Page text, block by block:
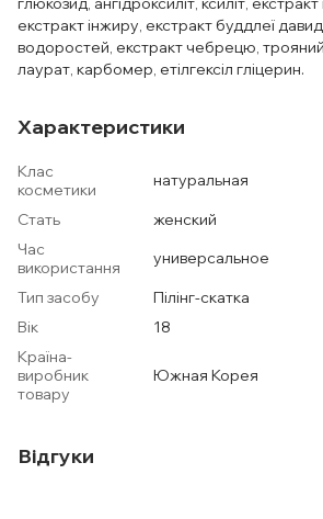
екстракт інжиру, екстракт буддлеї
водоростей, екстракт чебрецю,
лаурат, карбомер, етілгексіл гліцерин.
Характеристики
Клас
косметики
натуральная
Стать
женский
Час
використання
универсальное
Тип засобу
Пілінг-скатка
Вік
18
Країна-
виробник
товару
Южная Корея
Відгуки